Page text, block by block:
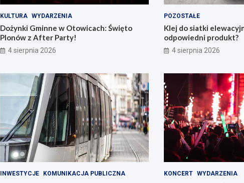
KULTURA WYDARZENIA
Dożynki Gminne w Otowicach: Święto
Plonów z After Party!
4 sierpnia 2026
POZOSTAŁE
Klej do siatki
odpowiedni produkt?
4 sierpnia 2026
INWESTYCJE KOMUNIKACJA PUBLICZNA KONCERT WYDARZENIA